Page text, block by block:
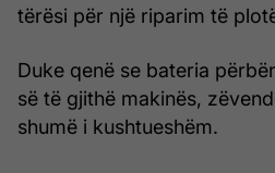
tërësi për një riparim të
Duke qenë se bateria
së të gjithë makinës,
shumë i kushtueshëm.